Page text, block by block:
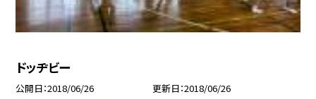
ドッヂビー
公開日 2018/06/26 更新日 2018/06/26